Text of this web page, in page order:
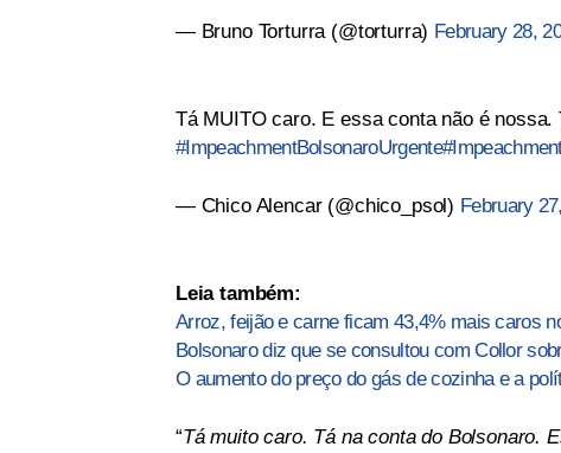
— Bruno Torturra (@torturra) February 28,
Tá MUITO caro. E essa conta não é nossa.
#ImpeachmentBolsonaroUrgente
— Chico Alencar (@chico_psol) February
Leia também:
Arroz, feijão e carne ficam 43,4% mais caros
Bolsonaro diz que se consultou com Collor
O aumento do preço do gás de cozinha e a
“Tá muito caro. Tá na conta do Bolsonaro.